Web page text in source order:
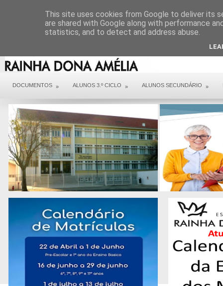
DOCUMENTOS » ALUNOS 3.º CICLO » ALUNOS SECUNDÁRIO »
This site uses cookies from Google to deliver its
are shared with Google along with performance
statistics, and to detect and address abuse.